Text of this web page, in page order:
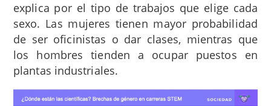
explica por el tipo de trabajos que elige cada
sexo. Las mujeres tienen mayor probabilidad
de ser oficinistas o dar clases, mientras que
los hombres tienden a ocupar puestos en
plantas industriales.